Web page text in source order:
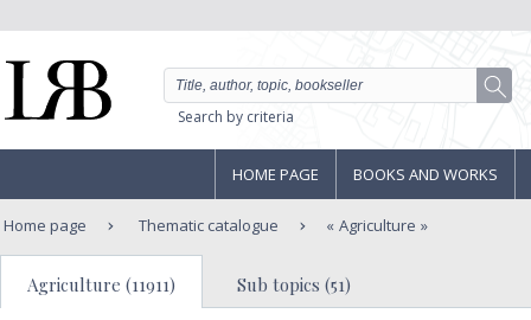
Search by criteria
HOME PAGE BOOKS AND WORKS
Home page Thematic catalogue Agriculture
Agriculture (11911) Sub topics (51)